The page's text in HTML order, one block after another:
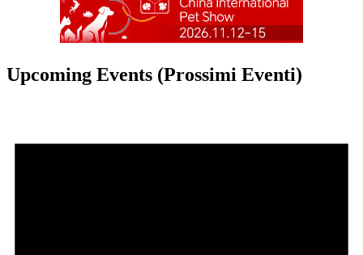
Upcoming Events (Prossimi Eventi)